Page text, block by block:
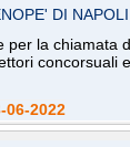
DI NAPOLI
per la chiamata
concorsuali
06-2022